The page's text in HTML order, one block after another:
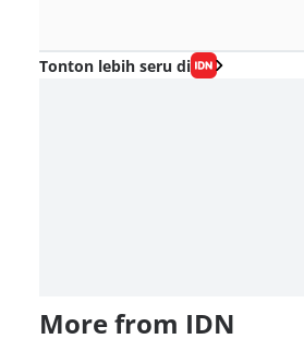
Tonton lebih seru di
More from IDN